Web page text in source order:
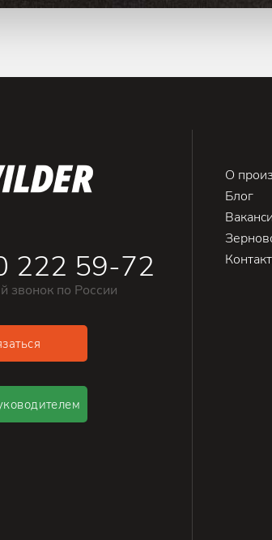
222 59-72
звонок по России
О
Блог